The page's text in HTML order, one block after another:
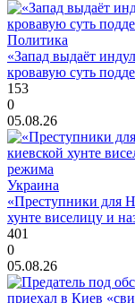
Политика
«Запад выдаёт
кровавую суть
153
0
05.08.26
Украина
«Преступники для
хунте виселицу и
401
0
05.08.26